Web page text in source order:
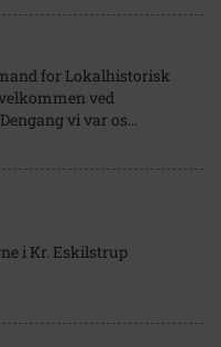
for Lokalhistorisk
ved
vi var os...
i Kr. Eskilstrup